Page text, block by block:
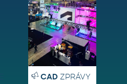
CADZPRÁVY